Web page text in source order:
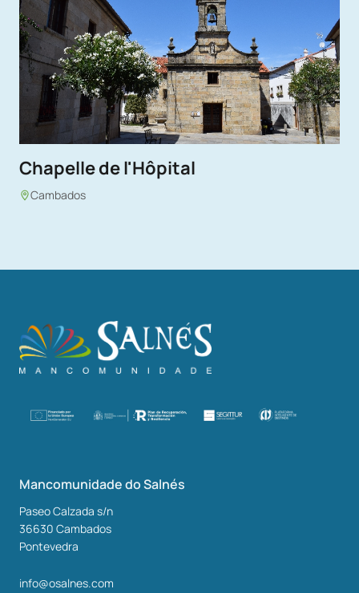
Chapelle de l'Hôpital
Cambados
Mancomunidade do Salnés
Paseo Calzada s/n
36630 Cambados
Pontevedra
info@osalnes.com